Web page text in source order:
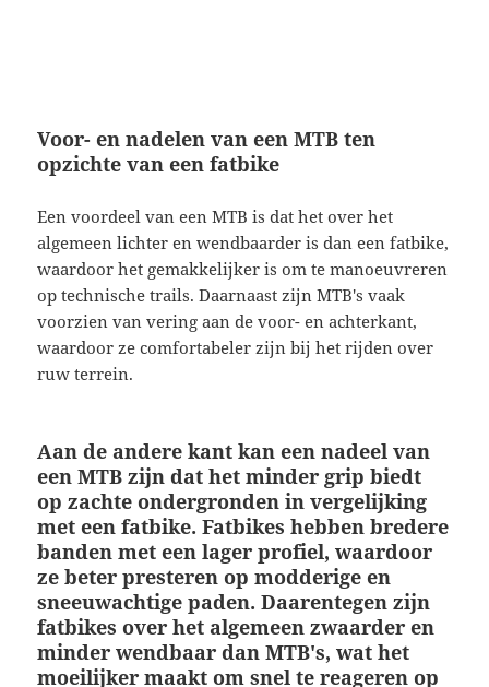
Voor- en nadelen van een MTB ten
opzichte van een fatbike
Een voordeel van een MTB is dat het over het
algemeen lichter en wendbaarder is dan een fatbike,
waardoor het gemakkelijker is om te manoeuvreren
op technische trails. Daarnaast zijn MTB's vaak
voorzien van vering aan de voor- en achterkant,
waardoor ze comfortabeler zijn bij het rijden over
ruw terrein.
Aan de andere kant kan een nadeel van
een MTB zijn dat het minder grip biedt
op zachte ondergronden in vergelijking
met een fatbike. Fatbikes hebben bredere
banden met een lager profiel, waardoor
ze beter presteren op modderige en
sneeuwachtige paden. Daarentegen zijn
fatbikes over het algemeen zwaarder en
minder wendbaar dan MTB's, wat het
moeilijker maakt om snel te reageren op